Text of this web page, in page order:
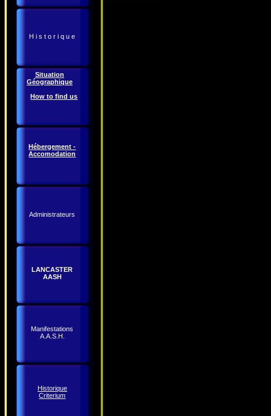
H i s t o r i q u e
Situation
Géographique
How to find us
Hébergement -
Accomodation
Administrateurs
LANCASTER
AASH
Manifestations
A.A.S.H.
Historique
Criterium